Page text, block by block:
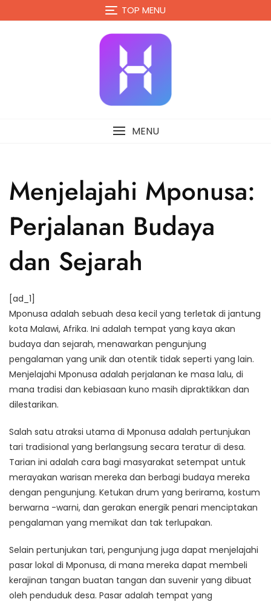
to
TOP MENU
MENU
Menjelajahi Mponusa:
Perjalanan Budaya
dan Sejarah
[ad_1]
Mponusa adalah sebuah desa kecil yang terletak di jantung
kota Malawi, Afrika. Ini adalah tempat yang kaya akan
budaya dan sejarah, menawarkan pengunjung
pengalaman yang unik dan otentik tidak seperti yang lain.
Menjelajahi Mponusa adalah perjalanan ke masa lalu, di
mana tradisi dan kebiasaan kuno masih dipraktikkan dan
dilestarikan.
Salah satu atraksi utama di Mponusa adalah pertunjukan
tari tradisional yang berlangsung secara teratur di desa.
Tarian ini adalah cara bagi masyarakat setempat untuk
merayakan warisan mereka dan berbagi budaya mereka
dengan pengunjung. Ketukan drum yang berirama, kostum
berwarna -warni, dan gerakan energik penari menciptakan
pengalaman yang memikat dan tak terlupakan.
Selain pertunjukan tari, pengunjung juga dapat menjelajahi
pasar lokal di Mponusa, di mana mereka dapat membeli
kerajinan tangan buatan tangan dan suvenir yang dibuat
oleh penduduk desa. Pasar adalah tempat yang